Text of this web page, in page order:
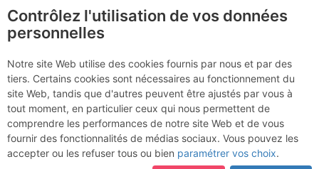
Cayres de la Cougourde
: Voie de la Toussaint
Jeudi 27
juillet 2017
Mercantour - Argentera
Contrôlez l'utilisation de vos données
personnelles
Notre site Web utilise des cookies fournis par nous et par des
tiers. Certains cookies sont nécessaires au fonctionnement du
site Web, tandis que d'autres peuvent être ajustés par vous à
tout moment, en particulier ceux qui nous permettent de
comprendre les performances de notre site Web et de vous
fournir des fonctionnalités de médias sociaux. Vous pouvez les
accepter ou les refuser tous ou bien paramétrer vos choix.